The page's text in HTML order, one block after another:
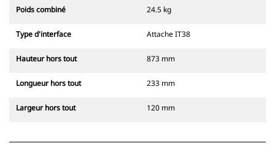
Poids combiné 24.5 kg
Type d'interface Attache IT38
Hauteur hors tout 873 mm
Longueur hors tout 233 mm
Largeur hors tout 120 mm